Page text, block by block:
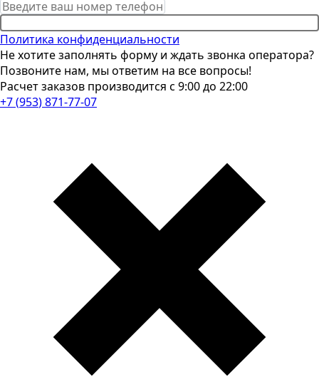
Политика конфиденциальности
Не хотите заполнять форму и ждать звонка оператора?
Позвоните нам, мы ответим на все вопросы!
Расчет заказов производится с 9:00 до 22:00
+7(953)871-77-07